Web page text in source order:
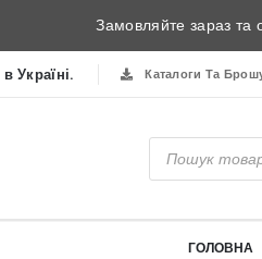
Замовляйте зараз та
Україні. Каталоги Та
Пошук
товарів
ГОЛОВНА